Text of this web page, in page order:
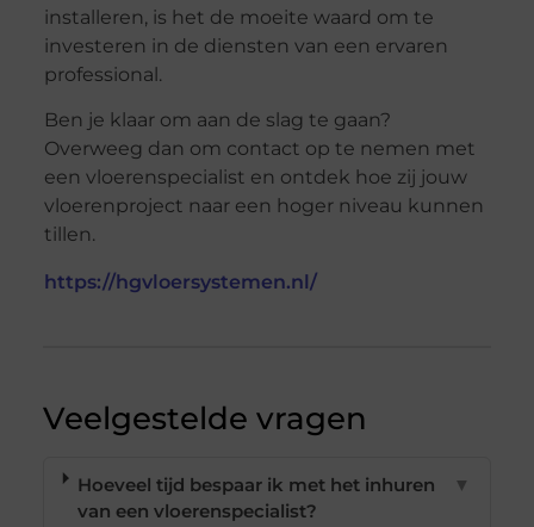
installeren, is het de moeite waard om te
investeren in de diensten van een ervaren
professional.
Ben je klaar om aan de slag te gaan?
Overweeg dan om contact op te nemen met
een vloerenspecialist en ontdek hoe zij jouw
vloerenproject naar een hoger niveau kunnen
tillen.
https://hgvloersystemen.nl/
Veelgestelde vragen
Hoeveel tijd bespaar ik met het inhuren
van een vloerenspecialist?
▼